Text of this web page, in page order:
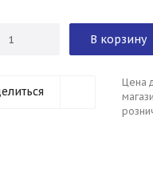
В корзину
Цена